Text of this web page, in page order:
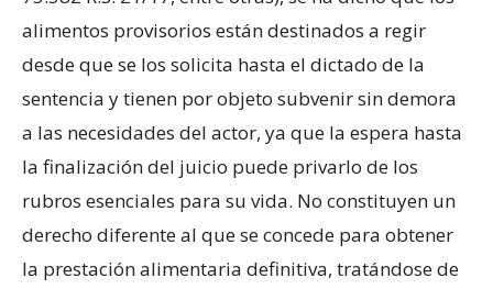
alimentos provisorios están destinados a regir
desde que se los solicita hasta el dictado de la
sentencia y tienen por objeto subvenir sin demora
a las necesidades del actor, ya que la espera hasta
la finalización del juicio puede privarlo de los
rubros esenciales para su vida. No constituyen un
derecho diferente al que se concede para obtener
la prestación alimentaria definitiva, tratándose de